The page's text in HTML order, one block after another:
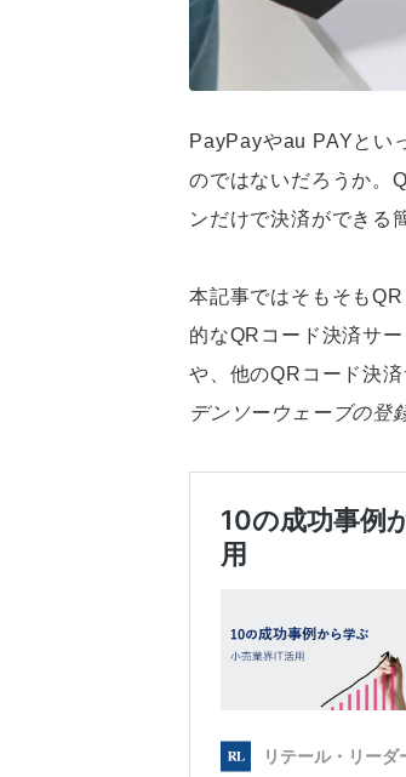
PayPayやau PAYとい
のではないだろうか。
ンだけで決済ができる
本記事ではそもそも
的なQRコード決済サ
や、他のQRコード決
デンソーウェーブの登